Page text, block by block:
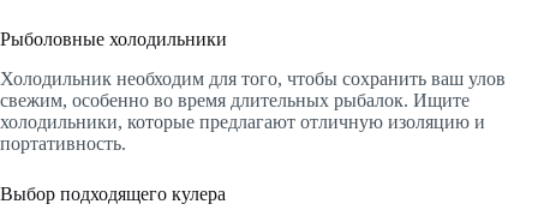
Рыболовные холодильники
Холодильник необходим для того, чтобы сохранить ваш улов
свежим, особенно во время длительных рыбалок. Ищите
холодильники, которые предлагают отличную изоляцию и
портативность.
Выбор подходящего кулера